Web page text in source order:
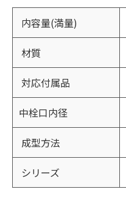
内容量(満量)
材質
対応付属品
中栓口内径
成型方法
シリーズ